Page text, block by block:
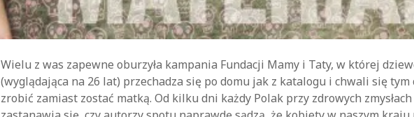
Wielu z was zapewne oburzyła kampania Fundacji Mamy i Taty, w której
(wyglądająca na 26 lat) przechadza się po domu jak z katalogu i chwali się tym
zrobić zamiast zostać matką. Od kilku dni każdy Polak przy zdrowych zmysłach